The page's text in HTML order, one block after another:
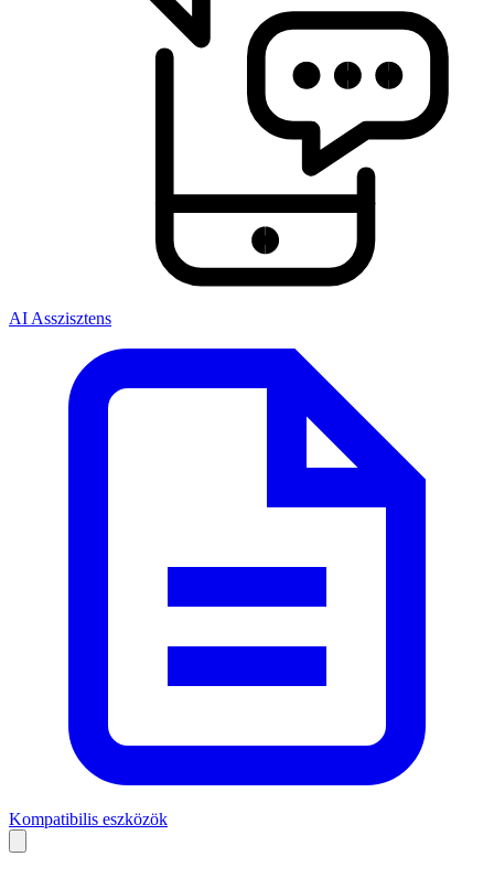
AI Asszisztens
Kompatibilis eszközök